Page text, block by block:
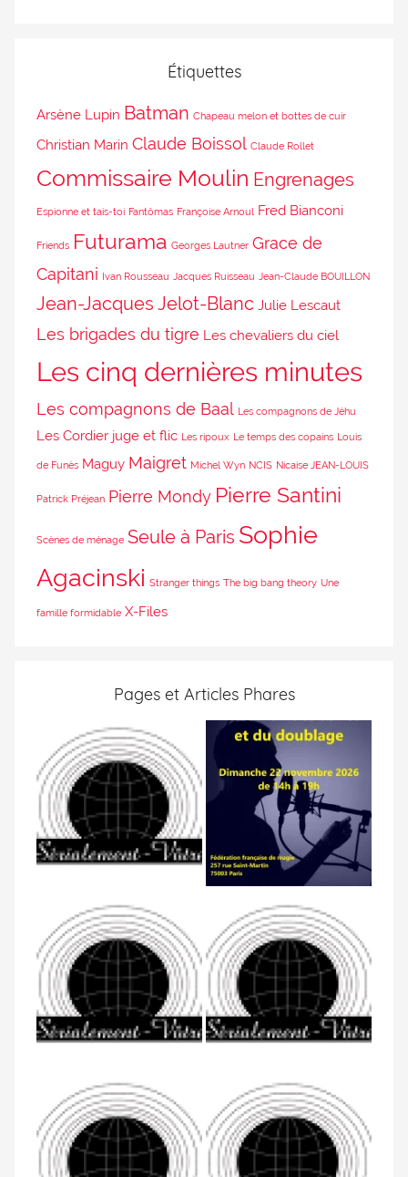
Étiquettes
Arsène Lupin Batman Chapeau melon et bottes de cuir
Christian Marin Claude Boissol Claude Rollet
Commissaire Moulin Engrenages
Espionne et tais-toi Fantômas Françoise Arnoul Fred Bianconi
Friends Futurama Georges Lautner Grace de
Capitani
Ivan Rousseau Jacques Ruisseau Jean-Claude BOUILLON
Jean-Jacques Jelot-Blanc Julie Lescaut
Les brigades du tigre Les chevaliers du ciel
Les cinq dernières minutes
Les compagnons de Baal Les compagnons de Jéhu
Les Cordier juge et flic Les ripoux Le temps des copains Louis
de Funès Maguy Maigret Michel Wyn NCIS Nicaise JEAN-LOUIS
Patrick Préjean Pierre Mondy Pierre Santini
Scènes de ménage Seule à Paris Sophie
Agacinski Stranger things The big bang theory Une
famille formidable X-Files
Pages et Articles Phares